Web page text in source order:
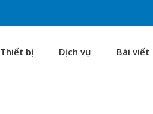
Thiết bị Dịch vụ Bài viết